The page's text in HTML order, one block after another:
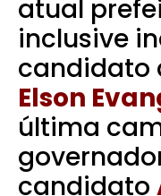
atual
inclusive
candidato
Elson
última
candidato